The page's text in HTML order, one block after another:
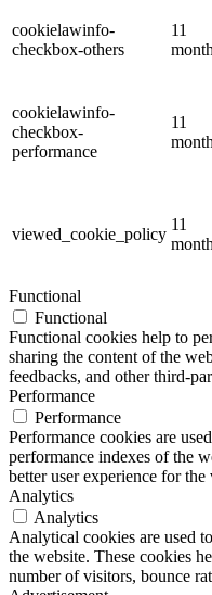
cookielawinfo-
checkbox-others
11
cookielawinfo-
checkbox-
performance
11
viewed_cookie_policy
11
Functional
Functional
Functional cookies help to
sharing the content of the
feedbacks, and other third-
Performance
Performance
Performance cookies are
performance indexes of the
better user experience for the
Analytics
Analytics
Analytical cookies are used
the website. These cookies
number of visitors, bounce